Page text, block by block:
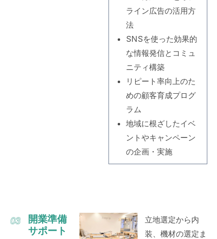
ライン広告の活用方
法
SNSを使った効果的
な情報発信とコミュ
ニティ構築
リピート率向上のた
めの顧客育成プログ
ラム
地域に根ざしたイベ
ントやキャンペーン
の企画・実施
開業準備
サポート
立地選定から内
装、機材の選定ま